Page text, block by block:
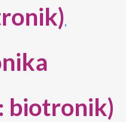
,
biotronik)